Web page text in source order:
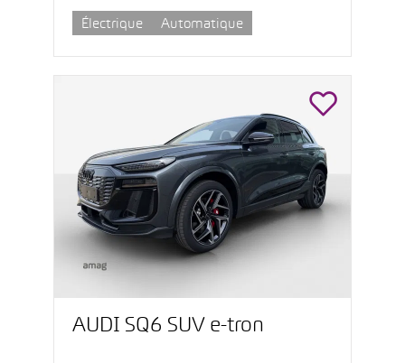
Électrique Automatique
AUDI SQ6 SUV e-tron